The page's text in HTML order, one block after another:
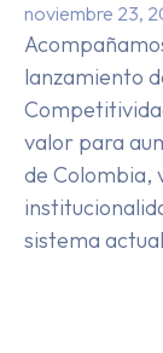
noviembre 23,
lanzamiento
valor para
de Colombia,
sistema